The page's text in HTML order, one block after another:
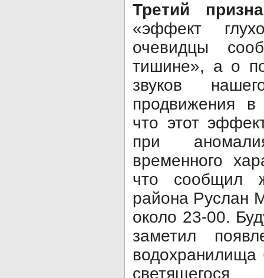
Третий
«эффект
очевидцы
тишине», а о
звуков
продвижения
что этот
при
временного
что сообщил
района Руслан
около 23-00.
заметил
водохранилища